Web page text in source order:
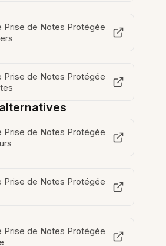
Prise de Notes Protégée
Prise de Notes Protégée
Prise de Notes Protégée
Prise de Notes Protégée
Prise de Notes Protégée